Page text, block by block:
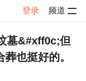
登录 频道
详情
墓&#xff0c;但
也挺好的。